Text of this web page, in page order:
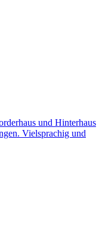
und Hinterhaus
Vielsprachig und